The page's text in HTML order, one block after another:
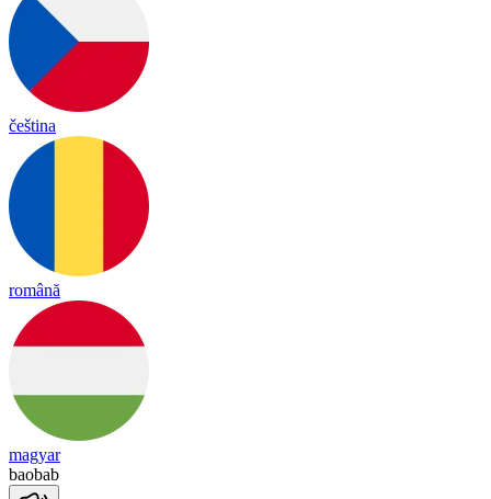
čeština
română
magyar
baobab